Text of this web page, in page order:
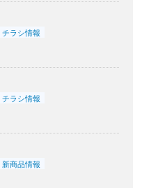
チラシ情報
チラシ情報
新商品情報